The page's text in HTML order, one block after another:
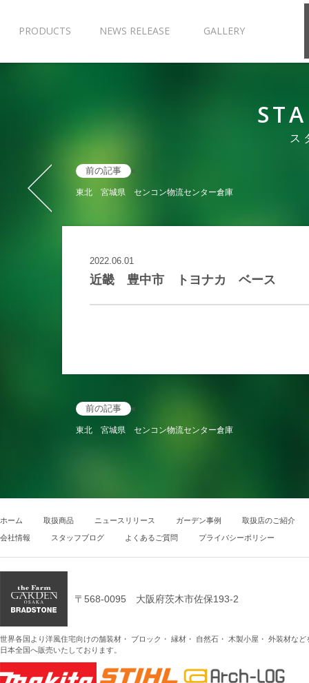
PRODUCTS NEWS RELEASE GALLERY
ス
前の記事 «
東北 宮城県 センコン物流センター倉庫
2022.06.01
近畿 豊中市 トヨナカ ベース
前の記事 «
東北 宮城県 センコン物流センター倉庫
ホーム 取扱商品 ニュースリリース ガーデン事例 取扱店のご紹介
会社情報 スタッフブログ よくあるご質問 プライバシーポリシー
〒568-0095 大阪府茨木市佐保193-2
世界各国より洋風住宅向けの舗装材・ ブロック・ 縁材・ 自然石・ 木製小屋・ 外装材など
日本全国へ販売いたしております。